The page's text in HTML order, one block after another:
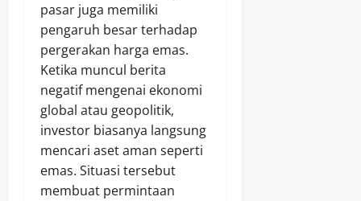
pasar juga memiliki
pengaruh besar terhadap
pergerakan harga emas.
Ketika muncul berita
negatif mengenai ekonomi
global atau geopolitik,
investor biasanya langsung
mencari aset aman seperti
emas. Situasi tersebut
membuat permintaan